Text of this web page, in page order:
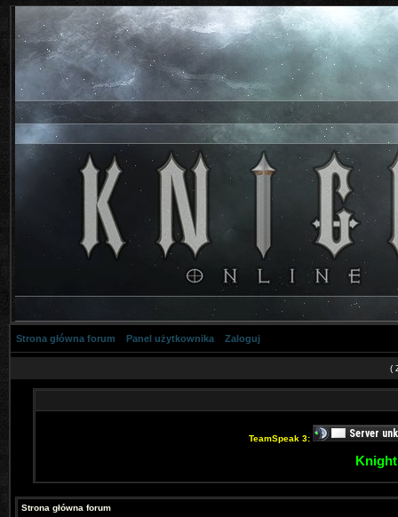
Strona główna forum Panel użytkownika Zaloguj
(
TeamSpeak 3:
Strona główna forum